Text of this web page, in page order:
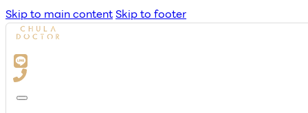
Skip to main contentSkip to footer